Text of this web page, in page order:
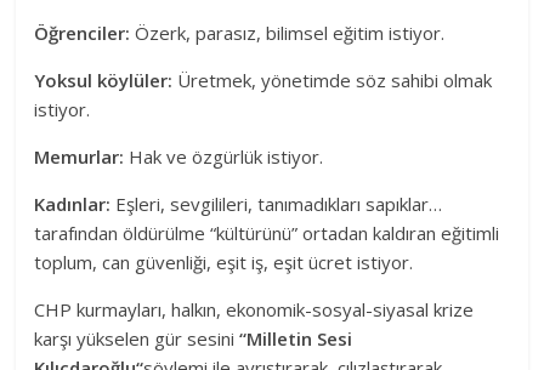
Öğrenciler: Özerk, parasız, bilimsel eğitim istiyor.
Yoksul köylüler: Üretmek, yönetimde söz sahibi olmak
istiyor.
Memurlar: Hak ve özgürlük istiyor.
Kadınlar: Eşleri, sevgilileri, tanımadıkları sapıklar…
tarafından öldürülme “kültürünü” ortadan kaldıran eğitimli
toplum, can güvenliği, eşit iş, eşit ücret istiyor.
CHP kurmayları, halkın, ekonomik-sosyal-siyasal krize
karşı yükselen gür sesini“Milletin Sesi